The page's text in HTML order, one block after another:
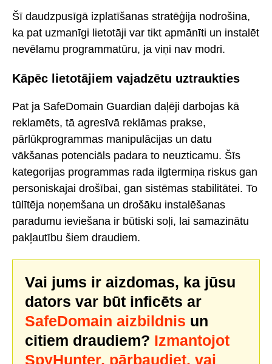
Šī daudzpusīgā izplatīšanas stratēģija nodrošina,
ka pat uzmanīgi lietotāji var tikt apmānīti un instalēt
nevēlamu programmatūru, ja viņi nav modri.
Kāpēc lietotājiem vajadzētu uztraukties
Pat ja SafeDomain Guardian daļēji darbojas kā
reklamēts, tā agresīvā reklāmas prakse,
pārlūkprogrammas manipulācijas un datu
vākšanas potenciāls padara to neuzticamu. Šīs
kategorijas programmas rada ilgtermiņa riskus gan
personiskajai drošībai, gan sistēmas stabilitātei. To
tūlītēja noņemšana un drošāku instalēšanas
paradumu ieviešana ir būtiski soļi, lai samazinātu
pakļautību šiem draudiem.
Vai jums ir aizdomas, ka jūsu
dators var būt inficēts ar
SafeDomain aizbildnis un
citiem draudiem? Izmantojot
SpyHunter, pārbaudiet, vai